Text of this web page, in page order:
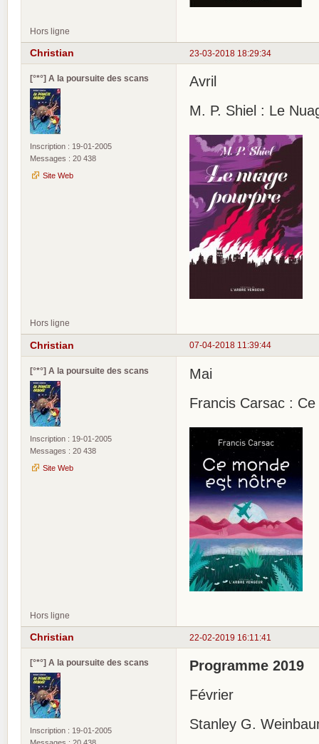
Hors ligne
23-03-2018 18:29:34
Christian
[°*°] A la poursuite des scans
Inscription : 19-01-2005
Messages : 20 438
Site Web
Avril
M. P. Shiel : Le
Hors ligne
07-04-2018 11:39:44
Christian
[°*°] A la poursuite des scans
Inscription : 19-01-2005
Messages : 20 438
Site Web
Mai
Francis Carsac :
Hors ligne
22-02-2019 16:11:41
Christian
[°*°] A la poursuite des scans
Inscription : 19-01-2005
Programme 2019
Février
Stanley G.